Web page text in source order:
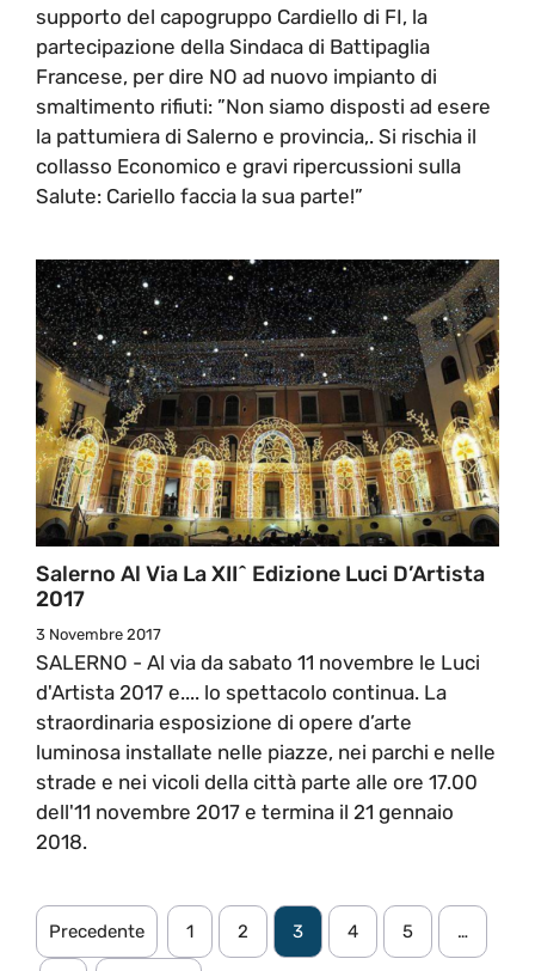
supporto del capogruppo Cardiello di FI, la
partecipazione della Sindaca di Battipaglia
Francese, per dire NO ad nuovo impianto di
smaltimento rifiuti: ”Non siamo disposti ad esere
la pattumiera di Salerno e provincia,. Si rischia il
collasso Economico e gravi ripercussioni sulla
Salute: Cariello faccia la sua parte!”
Salerno Al Via La XII^ Edizione Luci D’Artista
2017
3 Novembre 2017
SALERNO - Al via da sabato 11 novembre le Luci
d'Artista 2017 e.... lo spettacolo continua. La
straordinaria esposizione di opere d’arte
luminosa installate nelle piazze, nei parchi e nelle
strade e nei vicoli della città parte alle ore 17.00
dell'11 novembre 2017 e termina il 21 gennaio
2018.
Precedente 1 2 3 4 5 …